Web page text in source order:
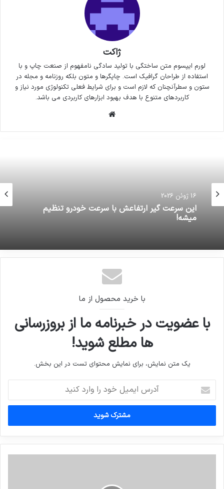
ژاکت
لورم ایپسوم متن ساختگی با تولید سادگی نامفهوم از صنعت چاپ و با
استفاده از طراحان گرافیک است. چاپگرها و متون بلکه روزنامه و مجله در
ستون و سطرآنچنان که لازم است و برای شرایط فعلی تکنولوژی مورد نیاز و
کاربردهای متنوع با هدف بهبود ابزارهای کاربردی می باشد.
16 ژوئن 2026
این سرعت گیر ارتفاعش با سرعت خودرو تنظیم
میشه!
با خرید محصول از ما
با عضویت در خبرنامه ما از بروزرسانی
ها مطلع شوید!
یک متن نمایش، برای نمایش محتوای تست در این بخش.
ایمیل
خود
وارد
کنید